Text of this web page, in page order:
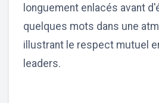
longuement enlacés avant
quelques mots dans une
illustrant le respect mutuel
leaders.